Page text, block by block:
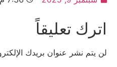
اترك تعليقاً
لن يتم نشر عنوان بريدك